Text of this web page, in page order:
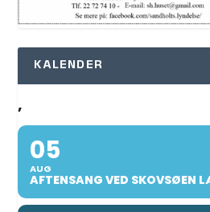
KALENDER
,
05
AUG
AFTENSANG VED SKOVSØEN